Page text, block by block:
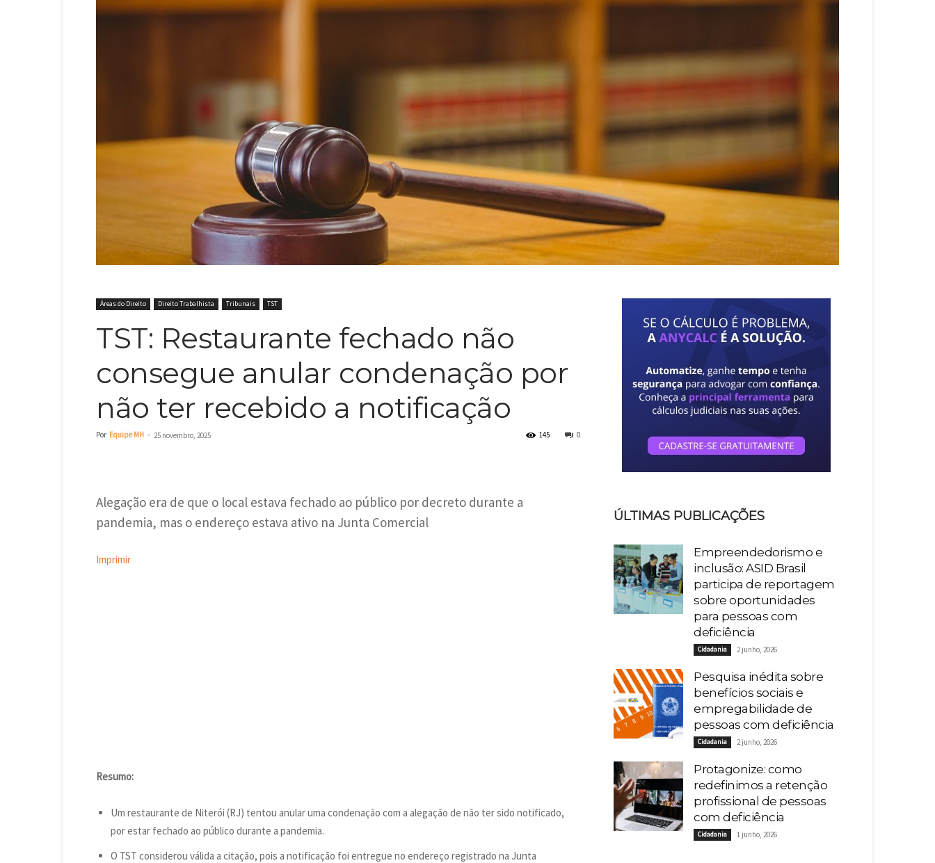
Áreas do Direito Direito Trabalhista Tribunais TST
TST: Restaurante fechado não
consegue anular condenação por
não ter recebido a notificação
Por Equipe MH - 25 novembro, 2025 0
145
Alegação era de que o local estava fechado ao público por decreto durante a
pandemia, mas o endereço estava ativo na Junta Comercial
Imprimir
Resumo:
Um restaurante de Niterói (RJ) tentou anular uma condenação com a alegação de não ter sido notificado,
por estar fechado ao público durante a pandemia.
O TST considerou válida a citação, pois a notificação foi entregue no endereço registrado na Junta
ÚLTIMAS PUBLICAÇÕES
Empreendedorismo e
inclusão: ASID Brasil
participa de reportagem
sobre oportunidades
para pessoas com
deficiência
Cidadania 2 junho, 2026
Pesquisa inédita sobre
benefícios sociais e
empregabilidade de
pessoas com deficiência
Cidadania 2 junho, 2026
Protagonize: como
redefinimos a retenção
profissional de pessoas
com deficiência
Cidadania 1 junho, 2026